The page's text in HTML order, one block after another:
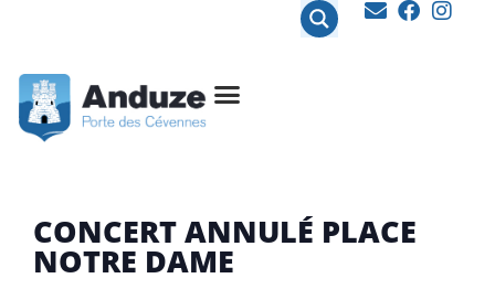
CONCERT ANNULÉ PLACE
NOTRE DAME